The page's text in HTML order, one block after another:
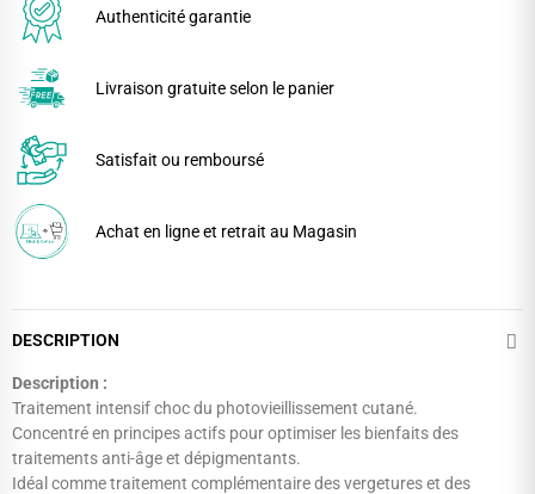
Authenticité garantie
Livraison gratuite selon le panier
Satisfait ou remboursé
Achat en ligne et retrait au Magasin
DESCRIPTION
Description :
Traitement intensif choc du photovieillissement cutané.
Concentré en principes actifs pour optimiser les bienfaits des
traitements anti-âge et dépigmentants.
Idéal comme traitement complémentaire des vergetures et des